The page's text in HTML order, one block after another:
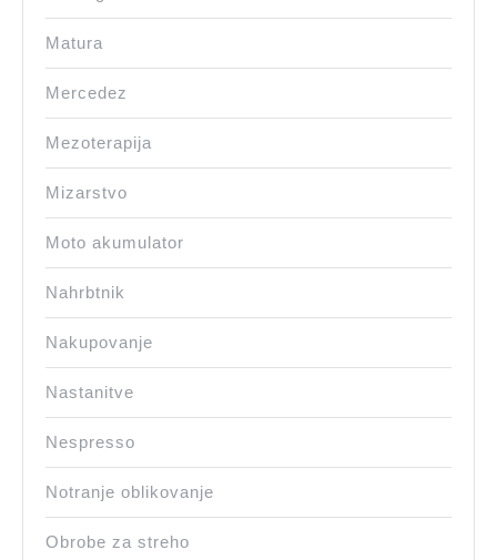
Matura
Mercedez
Mezoterapija
Mizarstvo
Moto akumulator
Nahrbtnik
Nakupovanje
Nastanitve
Nespresso
Notranje oblikovanje
Obrobe za streho